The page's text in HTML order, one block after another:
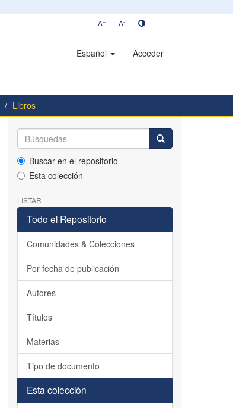
A+ A-
Español Acceder
Libros
Buscar en el repositorio
Esta colección
LISTAR
Todo el Repositorio
Comunidades & Colecciones
Por fecha de publicación
Autores
Títulos
Materias
Tipo de documento
Esta colección